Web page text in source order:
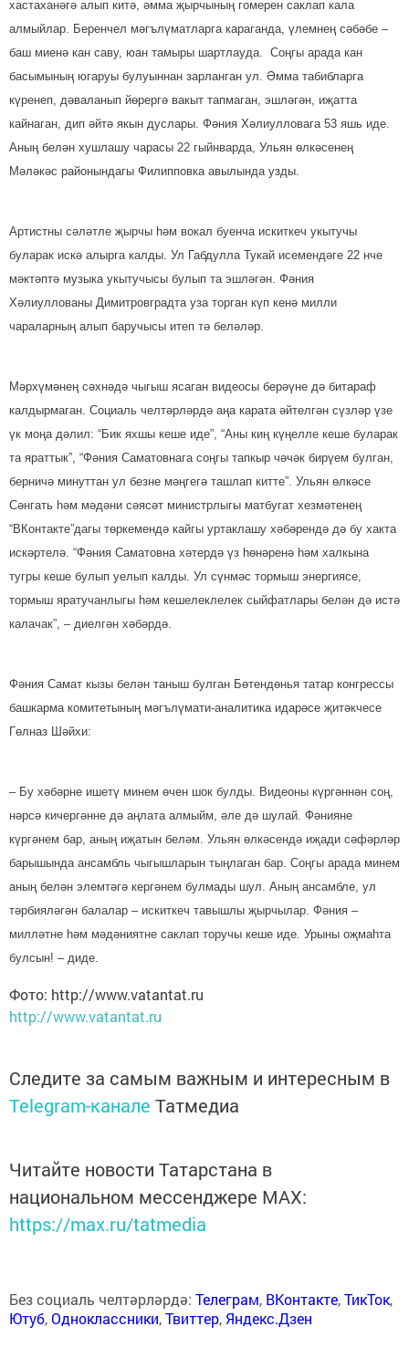
хастаханәгә алып китә, әмма җырчының гомерен саклап кала
алмыйлар. Беренчел мәгълүматларга караганда, үлемнең сәбәбе –
баш миенә кан саву, юан тамыры шартлауда. Соңгы арада кан
басымының югаруы булуыннан зарланган ул. Әмма табибларга
күренеп, дәваланып йөрергә вакыт тапмаган, эшләгән, иҗатта
кайнаган, дип әйтә якын дуслары. Фәния Хәлиулловага 53 яшь иде.
Аның белән хушлашу чарасы 22 гыйнварда, Ульян өлкәсенең
Мәләкәс районындагы Филипповка авылында узды.
Артистны сәләтле җырчы һәм вокал буенча искиткеч укытучы
буларак искә алырга калды. Ул Габдулла Тукай исемендәге 22 нче
мәктәптә музыка укытучысы булып та эшләгән. Фәния
Хәлиуллованы Димитровградта уза торган күп кенә милли
чараларның алып баручысы итеп тә беләләр.
Мәрхүмәнең сәхнәдә чыгыш ясаган видеосы берәүне дә битараф
калдырмаган. Социаль челтәрләрдә аңа карата әйтелгән сүзләр үзе
үк моңа дәлил: “Бик яхшы кеше иде”, “Аны киң күңелле кеше буларак
та яраттык”, “Фәния Саматовнага соңгы тапкыр чәчәк бирүем булган,
берничә минуттан ул безне мәңгегә ташлап китте”. Ульян өлкәсе
Сәнгать һәм мәдәни сәясәт министрлыгы матбугат хезмәтенең
“ВКонтакте”дагы төркемендә кайгы уртаклашу хәбәрендә дә бу хакта
искәртелә. “Фәния Саматовна хәтердә үз һөнәренә һәм халкына
тугры кеше булып уелып калды. Ул сүнмәс тормыш энергиясе,
тормыш яратучанлыгы һәм кешелеклелек сыйфатлары белән дә истә
калачак”, – диелгән хәбәрдә.
Фәния Самат кызы белән таныш булган Бөтендөнья татар конгрессы
башкарма комитетының мәгълүмати-аналитика идарәсе җитәкчесе
Гөлназ Шәйхи:
– Бу хәбәрне ишетү минем өчен шок булды. Видеоны күргәннән соң,
нәрсә кичергәнне дә аңлата алмыйм, әле дә шулай. Фәнияне
күргәнем бар, аның иҗатын беләм. Ульян өлкәсендә иҗади сәфәрләр
барышында ансамбль чыгышларын тыңлаган бар. Соңгы арада минем
аның белән элемтәгә кергәнем булмады шул. Аның ансамбле, ул
тәрбияләгән балалар – искиткеч тавышлы җырчылар. Фәния –
милләтне һәм мәдәниятне саклап торучы кеше иде. Урыны оҗмаһта
булсын! – диде.
Фото: http://www.vatantat.ru
http://www.vatantat.ru
Следите за самым важным и интересным в
Telegram-канале Татмедиа
Читайте новости Татарстана в
национальном мессенджере MАХ:
https://max.ru/tatmedia
Без социаль челтәрләрдә: Телеграм, ВКонтакте,ТикТок,
Ютуб,Одноклассники,Твиттер, Яндекс.Дзен